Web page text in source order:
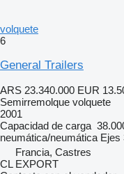
volquete
6
General Trailers
ARS 23.340.000 EUR
Semirremolque volquete
2001
Capacidad de carga
neumática/neumática Ejes
Francia, Castres
CL EXPORT